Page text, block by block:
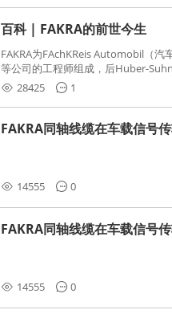
百科 | FAKRA的前世今生
FAKRA为FAchKReis Automobil（
等公司的工程师组成，后Huber-
缩写。起初为BMW需求用于车载收
频连接器，被业内广泛应用。
28425 1
FAKRA同轴线缆在车载信号
14555 0
FAKRA同轴线缆在车载信号
14555 0